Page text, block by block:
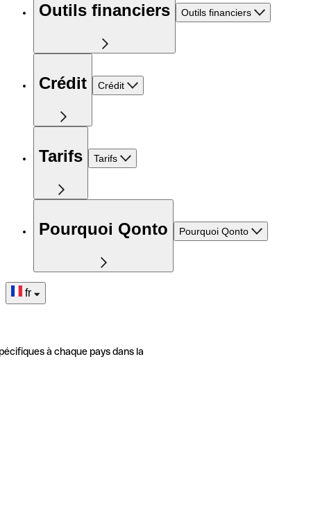
Outils financiers Outils financiers
Crédit Crédit
Tarifs Tarifs
Pourquoi Qonto Pourquoi Qonto
fr
à chaque pays dans la